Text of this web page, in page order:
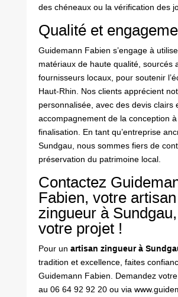
des chéneaux ou la vérification des
Qualité et
Guidemann Fabien s’engage à
matériaux de haute qualité, sourcés
fournisseurs locaux, pour soutenir
Haut-Rhin. Nos clients apprécient
personnalisée, avec des devis clairs
accompagnement de la conception à
finalisation. En tant qu’entreprise
Sundgau, nous sommes fiers de
préservation du patrimoine local.
Contactez
Fabien, votre artisan
zingueur à
votre projet !
Pour un artisan zingueur à
tradition et excellence, faites
Guidemann Fabien . Demandez votre
au 06 64 92 92 20 ou via